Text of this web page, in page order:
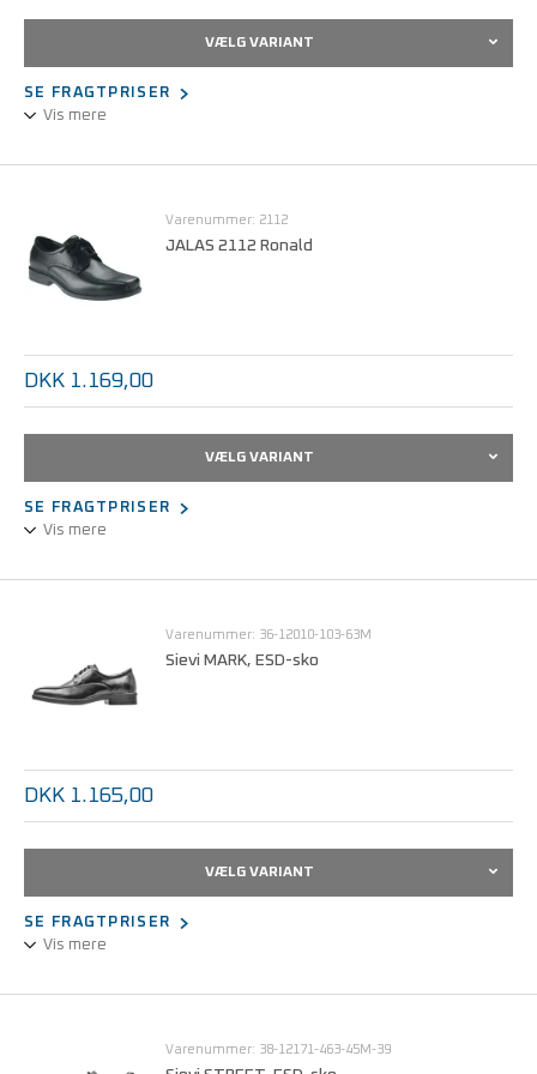
VÆLG VARIANT
SE FRAGTPRISER
Vis mere
Lav vægt, oliebestandig ydersål, antistatiske egenskaber, Boa®-
lukkesystem, ESD, vandafvisende læder, dobbelte
støddæmpningszoner, opfylder kravene i IEC 61340-5-1 (ESD).
EN ISO 20347:2012, O2 A E FO SRC.
Varenummer: 2112
JALAS 2112 Ronald
DKK 1.169,00
VÆLG VARIANT
SE FRAGTPRISER
Vis mere
Oliebestandig ydersål, antistatiske egenskaber, ventilerende
indersål, dobbelte støddæmpningszoner, opfylder kravene i IEC
Varenummer: 36-12010-103-63M
Sievi MARK, ESD-sko
DKK 1.165,00
VÆLG VARIANT
SE FRAGTPRISER
Vis mere
så vælg et par Sievi sko.
Varenummer: 38-12171-463-45M-39